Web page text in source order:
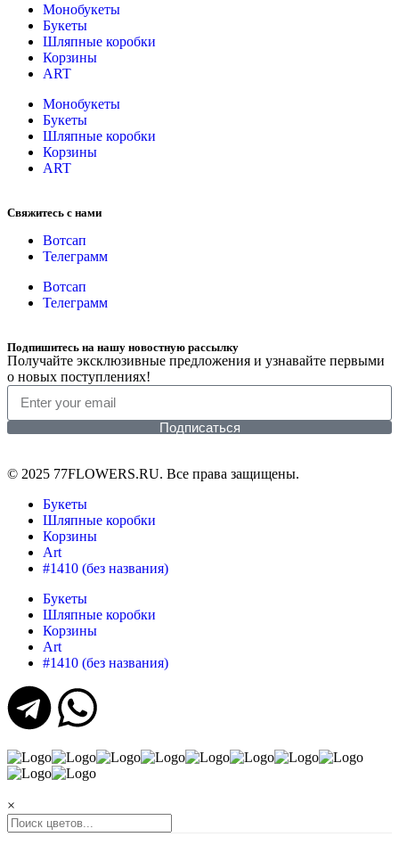
Монобукеты
Букеты
Шляпные коробки
Корзины
ART
Монобукеты
Букеты
Шляпные коробки
Корзины
ART
Свяжитесь с нами
Вотсап
Телеграмм
Вотсап
Телеграмм
Подпишитесь на нашу новостную рассылку
Получайте эксклюзивные предложения и узнавайте первыми
о новых поступлениях!
Подписаться
© 2025 77FLOWERS.RU. Все права защищены.
Букеты
Шляпные коробки
Корзины
Art
#1410 (без названия)
Букеты
Шляпные коробки
Корзины
Art
#1410 (без названия)
×